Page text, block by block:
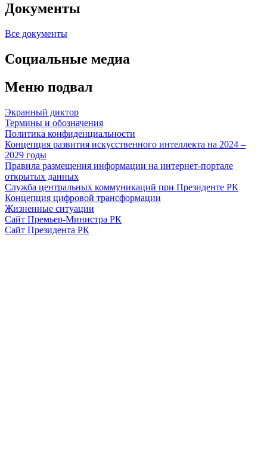
Документы
Все документы
Социальные медиа
Меню подвал
Экранный диктор
Термины и обозначения
Политика конфиденциальности
Концепция развития искусственного интеллекта на 2024 –
2029 годы
Правила размещения информации на интернет-портале
открытых данных
Служба центральных коммуникаций при Президенте РК
Концепция цифровой трансформации
Жизненные ситуации
Сайт Премьер-Министра РК
Сайт Президента РК